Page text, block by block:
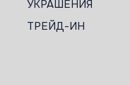
УКРАШЕНИЯ
ТРЕЙД-ИН